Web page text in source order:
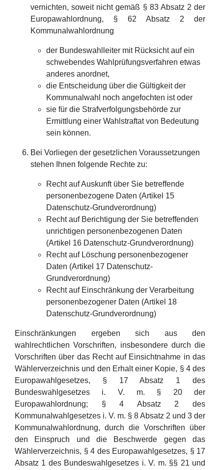
vernichten, soweit nicht gemäß § 83 Absatz 2 der
Europawahlordnung, § 62 Absatz 2 der
Kommunalwahlordnung
der Bundeswahlleiter mit Rücksicht auf ein
schwebendes Wahlprüfungsverfahren etwas
anderes anordnet,
die Entscheidung über die Gültigkeit der
Kommunalwahl noch angefochten ist oder
sie für die Strafverfolgungsbehörde zur
Ermittlung einer Wahlstraftat von Bedeutung
sein können.
Bei Vorliegen der gesetzlichen Voraussetzungen
stehen Ihnen folgende Rechte zu:
Recht auf Auskunft über Sie betreffende
personenbezogene Daten (Artikel 15
Datenschutz-Grundverordnung)
Recht auf Berichtigung der Sie betreffenden
unrichtigen personenbezogenen Daten
(Artikel 16 Datenschutz-Grundverordnung)
Recht auf Löschung personenbezogener
Daten (Artikel 17 Datenschutz-
Grundverordnung)
Recht auf Einschränkung der Verarbeitung
personenbezogener Daten (Artikel 18
Datenschutz-Grundverordnung)
Einschränkungen ergeben sich aus den
wahlrechtlichen Vorschriften, insbesondere durch die
Vorschriften über das Recht auf Einsichtnahme in das
Wählerverzeichnis und den Erhalt einer Kopie, § 4 des
Europawahlgesetzes, § 17 Absatz 1 des
Bundeswahlgesetzes i. V. m. § 20 der
Europawahlordnung; § 4 Absatz 2 des
Kommunalwahlgesetzes i. V. m. § 8 Absatz 2 und 3 der
Kommunalwahlordnung, durch die Vorschriften über
den Einspruch und die Beschwerde gegen das
Wählerverzeichnis, § 4 des Europawahlgesetzes, § 17
Absatz 1 des Bundeswahlgesetzes i. V. m. §§ 21 und